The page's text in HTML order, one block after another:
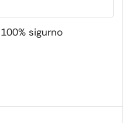
100% sigurno